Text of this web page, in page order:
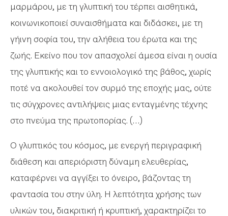
μαρμάρου, με τη γλυπτική του τέρπει αισθητικά,
κοινωνικοποιεί συναισθήματα και διδάσκει, με τη
γήινη σοφία του, την αλήθεια του έρωτα και της
ζωής. Εκείνο που τον απασχολεί άμεσα είναι η ουσία
της γλυπτικής και το εννοιολογικό της βάθος, χωρίς
ποτέ να ακολουθεί τον συρμό της εποχής μας, ούτε
τις σύγχρονες αντιλήψεις μιας ενταγμένης τέχνης
στο πνεύμα της πρωτοπορίας. (…)
Ο γλυπτικός του κόσμος, με ενεργή περιγραφική
διάθεση και απεριόριστη δύναμη ελευθερίας,
καταφέρνει να αγγίξει το όνειρο, βάζοντας τη
φαντασία του στην ύλη. Η λεπτότητα χρήσης των
υλικών του, διακριτική ή κρυπτική, χαρακτηρίζει το